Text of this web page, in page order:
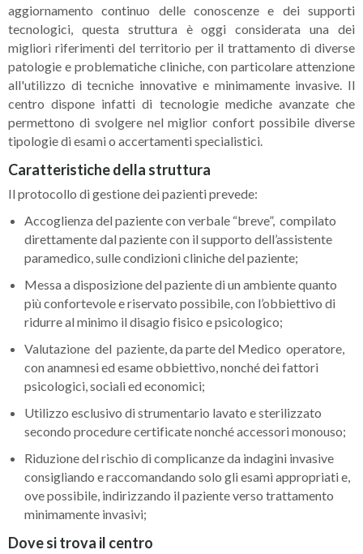
aggiornamento continuo delle conoscenze e dei supporti
tecnologici, questa struttura è oggi considerata una dei
migliori riferimenti del territorio per il trattamento di diverse
patologie e problematiche cliniche, con particolare attenzione
all'utilizzo di tecniche innovative e minimamente invasive. Il
centro dispone infatti di tecnologie mediche avanzate che
permettono di svolgere nel miglior confort possibile diverse
tipologie di esami o accertamenti specialistici.
Caratteristiche della struttura
Il protocollo di gestione dei pazienti prevede:
Accoglienza del paziente con verbale “breve”, compilato
direttamente dal paziente con il supporto dell’assistente
paramedico, sulle condizioni cliniche del paziente;
Messa a disposizione del paziente di un ambiente quanto
più confortevole e riservato possibile, con l’obbiettivo di
ridurre al minimo il disagio fisico e psicologico;
Valutazione del paziente, da parte del Medico operatore,
con anamnesi ed esame obbiettivo, nonché dei fattori
psicologici, sociali ed economici;
Utilizzo esclusivo di strumentario lavato e sterilizzato
secondo procedure certificate nonché accessori monouso;
Riduzione del rischio di complicanze da indagini invasive
consigliando e raccomandando solo gli esami appropriati e,
ove possibile, indirizzando il paziente verso trattamento
minimamente invasivi;
Dove si trova il centro